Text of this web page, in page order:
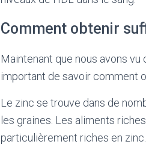
Comment obtenir
Maintenant que nous avons
important de savoir comment
Le zinc se trouve dans de
les graines. Les aliments
particulièrement riches en zinc.